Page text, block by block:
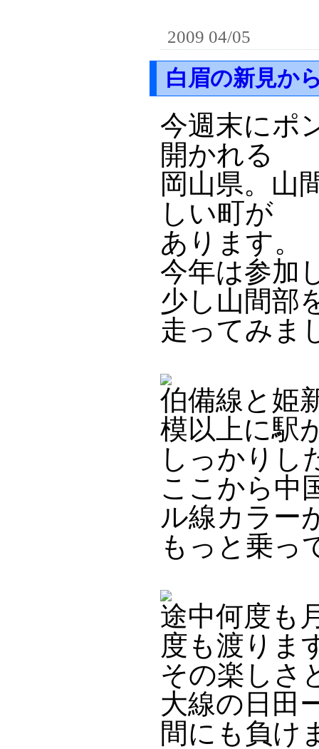
2009 04/05
白眉の新見か
今週末にポ
開かれる
岡山県。山
しい町が
あります。
今年は参加
少し山間部
走ってみま
伯備線と姫
模以上に駅
しっかりし
ここから中
ル線カラー
もっと乗っ
途中何度も
度も渡りま
その楽しさ
大線の日田
間にも負け